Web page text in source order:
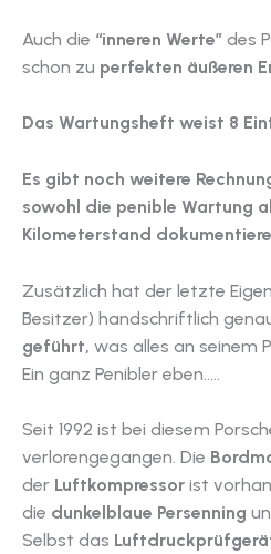
Auch die “inneren Werte” des
schon zu perfekten äußeren
Das Wartungsheft weist 8
Es gibt noch weitere
sowohl die penible Wartung
Kilometerstand
Zusätzlich hat der letzte
Besitzer) handschriftlich
geführt, was alles an seinem
Ein ganz Penibler eben…..
Seit 1992 ist bei diesem
verlorengegangen. Die
der Luftkompressor ist
die dunkelblaue Persenning
Selbst das